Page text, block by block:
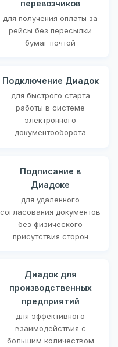
перевозчиков
для получения оплаты за
рейсы без пересылки
бумаг почтой
Подключение Диадок
для быстрого старта
работы в системе
электронного
документооборота
Подписание в
Диадоке
для удаленного
согласования документов
без физического
присутствия сторон
Диадок для
производственных
предприятий
для эффективного
взаимодействия с
большим количеством